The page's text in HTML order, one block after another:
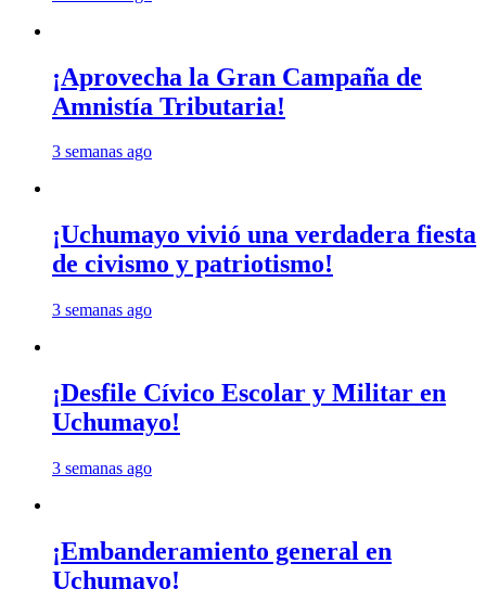
¡Aprovecha la Gran Campaña de
Amnistía Tributaria!
3 semanas ago
¡Uchumayo vivió una verdadera fiesta
de civismo y patriotismo!
3 semanas ago
¡Desfile Cívico Escolar y Militar en
Uchumayo!
3 semanas ago
¡Embanderamiento general en
Uchumayo!